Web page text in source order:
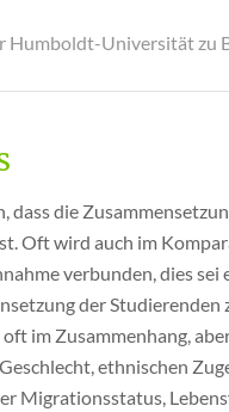
Humboldt-Universität zu
die
Oft wird auch im
verbunden, dies sei
der Studierenden
im Zusammenhang,
ethnischen
Migrationsstatus,